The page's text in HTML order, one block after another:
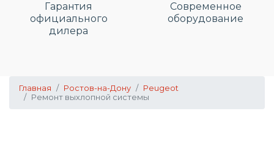
Гарантия
официального
дилера
Современное
оборудование
Главная Ростов-на-Дону
Peugeot
Ремонт выхлопной системы